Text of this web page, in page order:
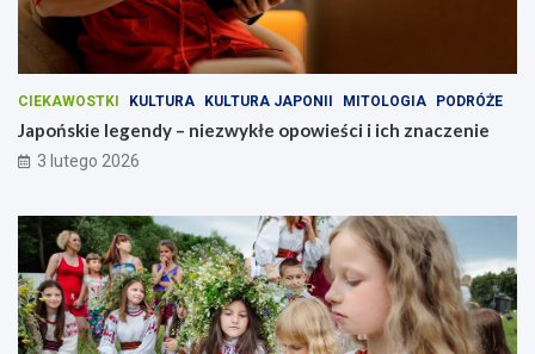
ic
h
n
a
z
e
e
CIEKAWOSTKI KULTURA KULTURA JAPONII MITOLOGIA PODRÓŻE
Japońskie legendy – niezwykłe opowieści i ich znaczenie
3 lutego 2026